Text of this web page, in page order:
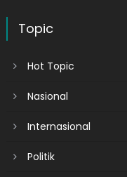
Topic
Hot Topic
Nasional
Internasional
Politik